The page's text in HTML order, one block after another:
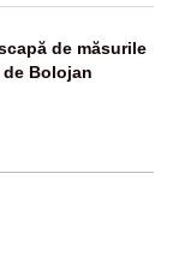
de măsurile
Bolojan